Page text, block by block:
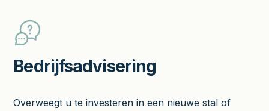
Bedrijfsadvisering
Overweegt u te investeren in een nieuwe stal of